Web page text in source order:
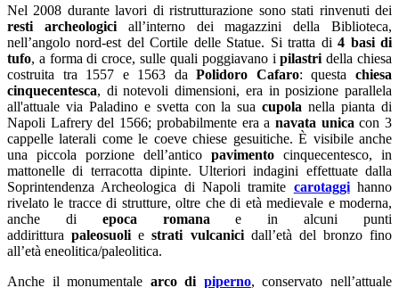
Nel 2008 durante lavori di ristrutturazione sono stati rinvenuti dei
resti archeologiciall’interno dei magazzini della Biblioteca,
nell’angolo nord-est del Cortile delle Statue. Si tratta di4 basi di
tufo, a forma di croce, sulle quali poggiavano ipilastridella chiesa
costruita tra 1557 e 1563 daPolidoro Cafaro: questachiesa
cinquecentesca, di notevoli dimensioni, era in posizione parallela
all'attuale via Paladino e svetta con la suacupola nella pianta di
Napoli Lafrery del 1566; probabilmente era a navata unica con 3
cappelle laterali come le coeve chiese gesuitiche. È visibile anche
una piccola porzione dell’antico pavimento cinquecentesco, in
mattonelle di terracotta dipinte. Ulteriori indagini effettuate dalla
Soprintendenza Archeologica di Napoli tramite carotaggihanno
rivelato le tracce di strutture, oltre che di età medievale e moderna,
anche di epoca romana e in alcuni punti
addiritturapaleosuoli estrati vulcanicidall’età del bronzo fino
all’età eneolitica/paleolitica.
Anche il monumentale arco di piperno, conservato nell’attuale